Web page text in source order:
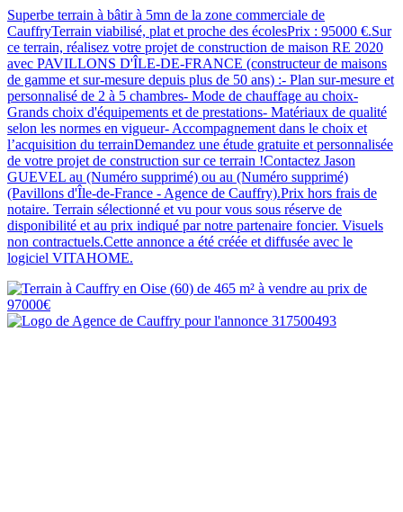
Superbe terrain à bâtir à 5mn de la zone commerciale de
CauffryTerrain viabilisé, plat et proche des écolesPrix : 95000 €.Sur
ce terrain, réalisez votre projet de construction de maison RE 2020
avec PAVILLONS D'ÎLE-DE-FRANCE (constructeur de maisons
de gamme et sur-mesure depuis plus de 50 ans) :- Plan sur-mesure et
personnalisé de 2 à 5 chambres- Mode de chauffage au choix-
Grands choix d'équipements et de prestations- Matériaux de qualité
selon les normes en vigueur- Accompagnement dans le choix et
l’acquisition du terrainDemandez une étude gratuite et personnalisée
de votre projet de construction sur ce terrain !Contactez Jason
GUEVEL au (Numéro supprimé) ou au (Numéro supprimé)
(Pavillons d'Île-de-France - Agence de Cauffry).Prix hors frais de
notaire. Terrain sélectionné et vu pour vous sous réserve de
disponibilité et au prix indiqué par notre partenaire foncier. Visuels
non contractuels.Cette annonce a été créée et diffusée avec le
logiciel VITAHOME.